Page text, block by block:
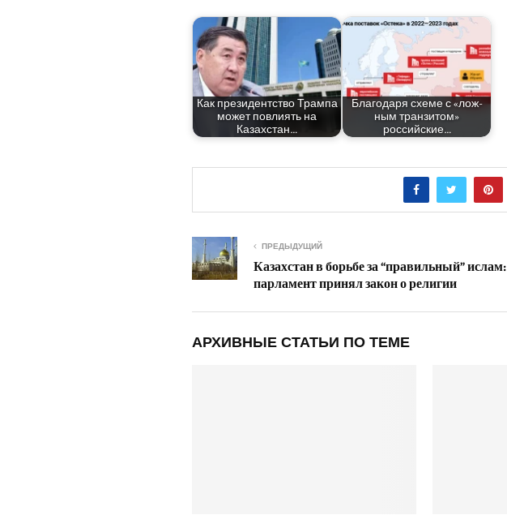
Как пре­зи­дент­ство Трам­па
может повли­ять на
Казахстан…
Бла­го­да­ря схе­ме с «лож­
ным тран­зи­том»
российские…
ПРЕДЫДУЩИЙ
Казахстан в борьбе за “правильный” ислам:
парламент принял закон о религии
АРХИВНЫЕ СТАТЬИ ПО ТЕМЕ